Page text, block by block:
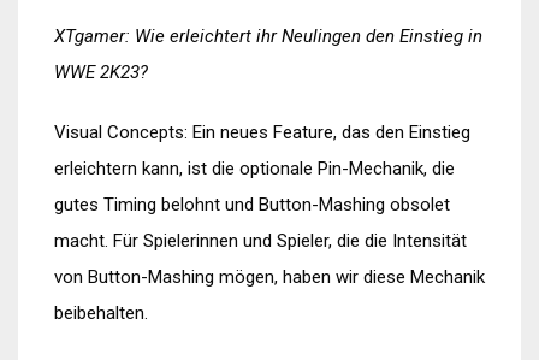
XTgamer: Wie erleichtert ihr Neulingen den Einstieg in
WWE 2K23?
Visual Concepts: Ein neues Feature, das den Einstieg
erleichtern kann, ist die optionale Pin-Mechanik, die
gutes Timing belohnt und Button-Mashing obsolet
macht. Für Spielerinnen und Spieler, die die Intensität
von Button-Mashing mögen, haben wir diese Mechanik
beibehalten.